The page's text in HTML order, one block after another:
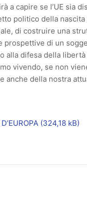
a capire se l’UE sia
politico della
di costruire una
prospettive di un
alla difesa della
vivendo, se non
anche della nostra